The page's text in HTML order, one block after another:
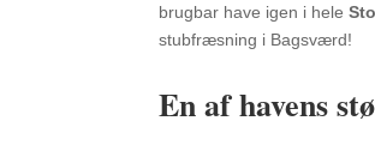
brugbar have igen i hele
stubfræsning i Bagsværd!
En af havens